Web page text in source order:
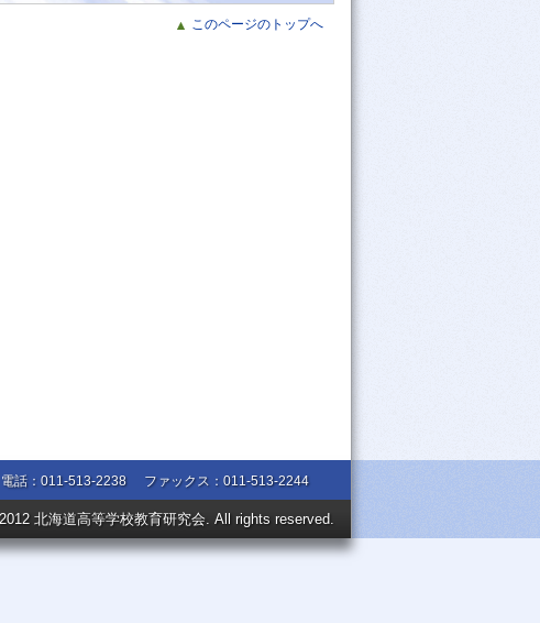
このページのトップへ
電話：011-513-2238 ファックス：011-513-2244
北海道高等学校教育研究会. All rights reserved.